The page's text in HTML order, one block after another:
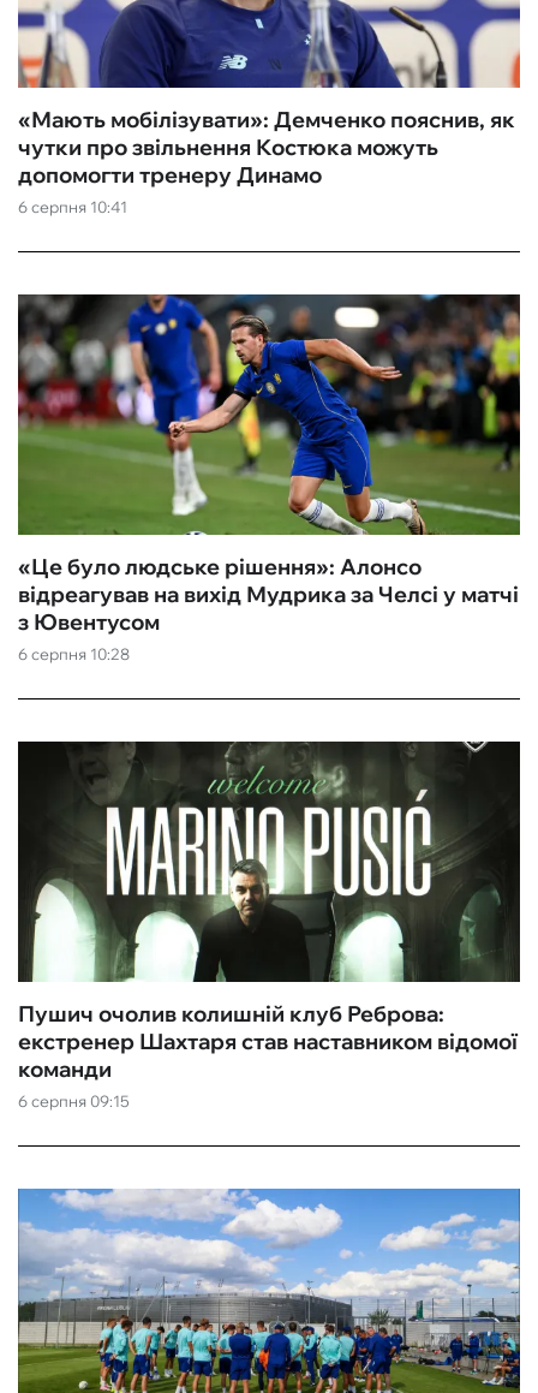
6 серпня 10:41
«Мають мобілізувати»: Демченко пояснив, як
чутки про звільнення Костюка можуть
допомогти тренеру Динамо
6 серпня 10:28
«Це було людське рішення»: Алонсо
відреагував на вихід Мудрика за Челсі у матчі
з Ювентусом
6 серпня 09:15
Пушич очолив колишній клуб Реброва:
екстренер Шахтаря став наставником відомої
команди